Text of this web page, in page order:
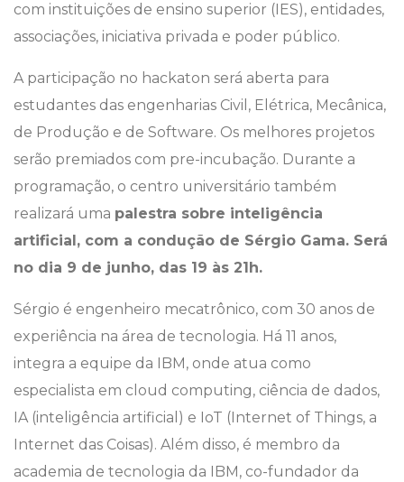
com instituições de ensino superior (IES), entidades,
associações, iniciativa privada e poder público.
A participação no hackaton será aberta para
estudantes das engenharias Civil, Elétrica, Mecânica,
de Produção e de Software. Os melhores projetos
serão premiados com pre-incubação. Durante a
programação, o centro universitário também
realizará uma palestra sobre inteligência
artificial, com a condução de Sérgio Gama. Será
no dia 9 de junho, das 19 às 21h.
Sérgio é engenheiro mecatrônico, com 30 anos de
experiência na área de tecnologia. Há 11 anos,
integra a equipe da IBM, onde atua como
especialista em cloud computing, ciência de dados,
IA (inteligência artificial) e IoT (Internet of Things, a
Internet das Coisas). Além disso, é membro da
academia de tecnologia da IBM, co-fundador da